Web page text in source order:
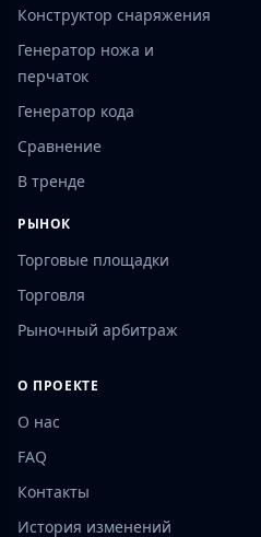
Конструктор снаряжения
Генератор ножа и
перчаток
Генератор кода
Сравнение
В тренде
РЫНОК
Торговые площадки
Торговля
Рыночный арбитраж
О ПРОЕКТЕ
О нас
FAQ
Контакты
История изменений